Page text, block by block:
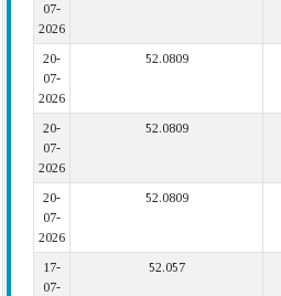
07-
2026
20-
07-
2026
52.0809
20-
07-
2026
52.0809
20-
07-
2026
52.0809
17-
07-
52.057